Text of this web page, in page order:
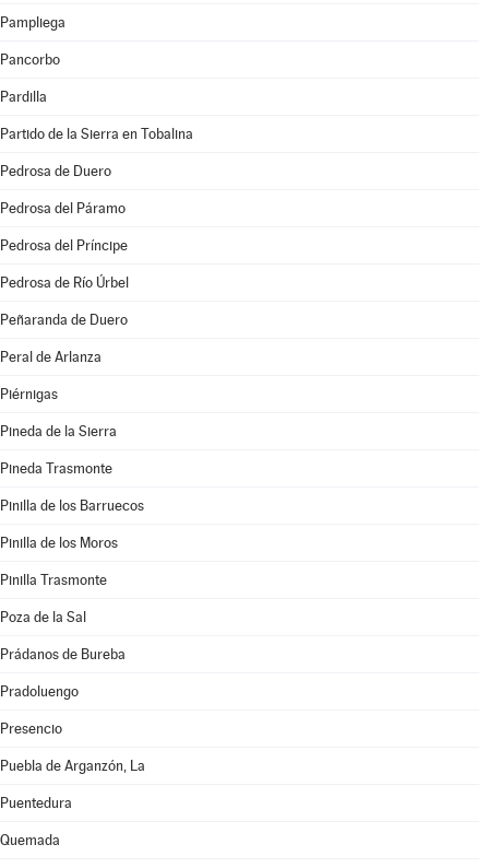
Pampliega
Pancorbo
Pardilla
Partido de la Sierra en Tobalina
Pedrosa de Duero
Pedrosa del Páramo
Pedrosa del Príncipe
Pedrosa de Río Úrbel
Peñaranda de Duero
Peral de Arlanza
Piérnigas
Pineda de la Sierra
Pineda Trasmonte
Pinilla de los Barruecos
Pinilla de los Moros
Pinilla Trasmonte
Poza de la Sal
Prádanos de Bureba
Pradoluengo
Presencio
Puebla de Arganzón, La
Puentedura
Quemada